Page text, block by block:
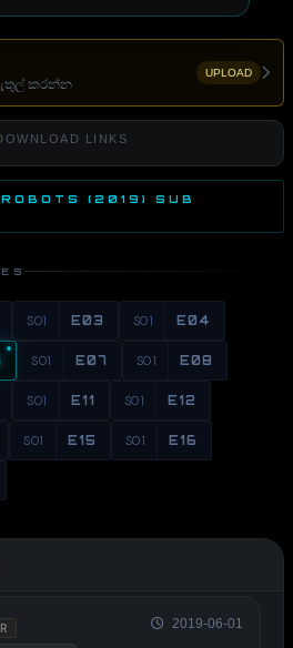
කරන්න
UPLOAD
LINKS
(2019) SUB
S01 E03 S01 E04
S01 E07 S01 E08
S01 E11 S01 E12
S01 E15 S01 E16
2019-06-01